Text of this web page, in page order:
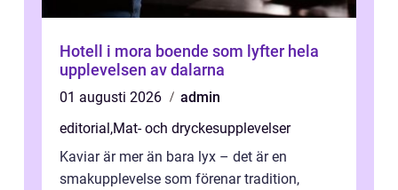
Hotell i mora boende som lyfter hela
upplevelsen av dalarna
01 augusti 2026
admin
editorial,Mat- och dryckesupplevelser
Kaviar är mer än bara lyx – det är en
smakupplevelse som förenar tradition,